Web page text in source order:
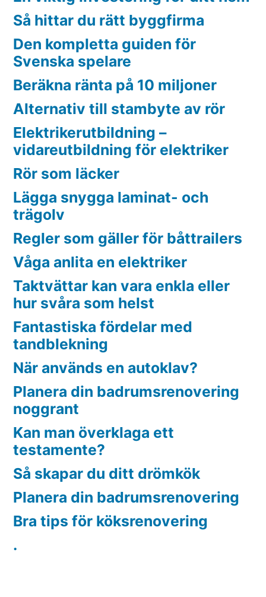
Så hittar du rätt byggfirma
Den kompletta guiden för
Svenska spelare
Beräkna ränta på 10 miljoner
Alternativ till stambyte av rör
Elektrikerutbildning –
vidareutbildning för elektriker
Rör som läcker
Lägga snygga laminat- och
trägolv
Regler som gäller för båttrailers
Våga anlita en elektriker
Taktvättar kan vara enkla eller
hur svåra som helst
Fantastiska fördelar med
tandblekning
När används en autoklav?
Planera din badrumsrenovering
noggrant
Kan man överklaga ett
testamente?
Så skapar du ditt drömkök
Planera din badrumsrenovering
Bra tips för köksrenovering
.